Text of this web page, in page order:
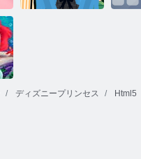
ディズニープリンセス Html5